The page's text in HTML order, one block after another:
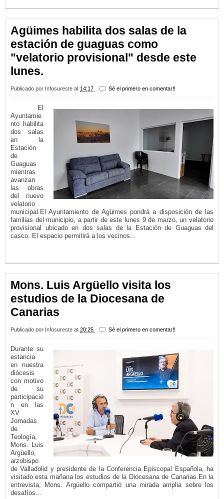
Agüimes habilita dos salas de la
estación de guaguas como
"velatorio provisional" desde este
lunes.
Publicado por Infosureste at 14:17 Sé el primero en comentar!!
El
Ayuntamie
nto habilita
dos salas
en la
Estación
de
Guaguas
mientras
avanzan
las obras
del nuevo
velatorio
municipal.El Ayuntamiento de Agüimes pondrá a disposición de las
familias del municipio, a partir de este lunes 9 de marzo, un velatorio
provisional ubicado en dos salas de la Estación de Guaguas del
casco. El espacio permitirá a los vecinos...
Mons. Luis Argüello visita los
estudios de la Diocesana de
Canarias
Publicado por Infosureste at 20:25 Sé el primero en comentar!!
Durante su
estancia
en nuestra
diócesis
con motivo
de su
participació
n en las
XV
Jornadas
de
Teología,
Mons. Luis
Argüello,
arzobispo
de Valladolid y presidente de la Conferencia Episcopal Española, ha
visitado esta mañana los estudios de la Diocesana de Canarias.En la
entrevista, Mons. Argüello compartió una mirada amplia sobre los
desafíos...